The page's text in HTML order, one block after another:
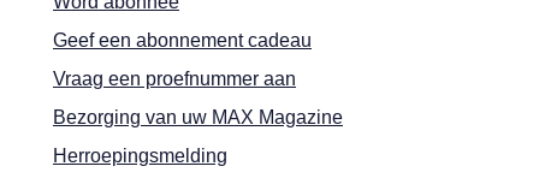
Geef een abonnement cadeau
Vraag een proefnummer aan
Bezorging van uw MAX Magazine
Herroepingsmelding